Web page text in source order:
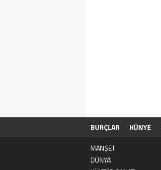
BURÇLAR KÜNYE
MANŞET
DÜNYA